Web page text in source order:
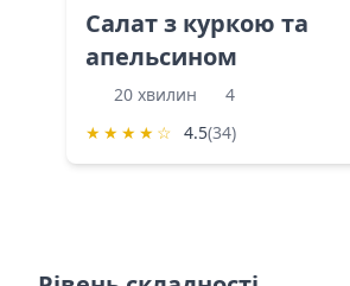
Салат з куркою та
апельсином
20 хвилин
4
★ ★ ★ ★ ☆ 4.5(34)